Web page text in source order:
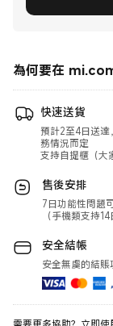
為何要在
快速送貨
預計2至4日送達
務情況而定
支持自提櫃（大
售後安排
7日功能性問題
（手機類支持
安全結帳
安全無虞的結